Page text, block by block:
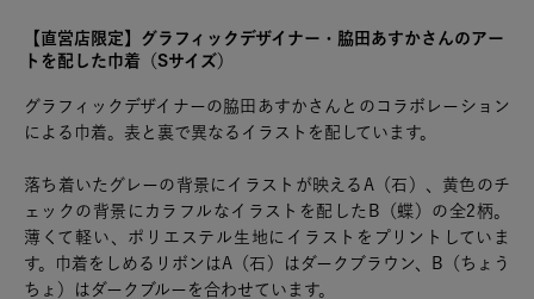
【直営店限定】グラフィックデザイナー・脇田あすかさんのアー
トを配した巾着（Sサイズ）
グラフィックデザイナーの脇田あすかさんとのコラボレーション
による巾着。表と裏で異なるイラストを配しています。
落ち着いたグレーの背景にイラストが映えるA（石）、黄色のチ
ェックの背景にカラフルなイラストを配したB（蝶）の全2柄。
薄くて軽い、ポリエステル生地にイラストをプリントしていま
す。巾着をしめるリボンはA（石）はダークブラウン、B（ちょう
ちょ）はダークブルーを合わせています。